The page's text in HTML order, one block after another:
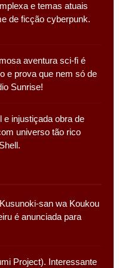
e temas atuais
de ficção cyberpunk.
aventura sci-fi é
e prova que nem só de
Sunrise!
e injustiçada obra de
universo tão rico
san wa Koukou
é anunciada para
Project). Interessante